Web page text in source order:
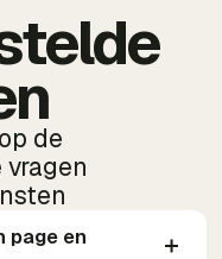
de
page en